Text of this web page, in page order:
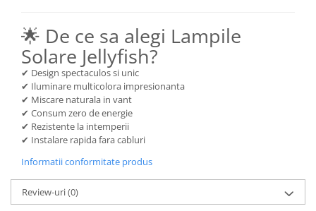
🌟 De ce sa alegi Lampile
Solare Jellyfish?
✔ Design spectaculos si unic
✔ Iluminare multicolora impresionanta
✔ Miscare naturala in vant
✔ Consum zero de energie
✔ Rezistente la intemperii
✔ Instalare rapida fara cabluri
Informatii conformitate produs
Review-uri(0)